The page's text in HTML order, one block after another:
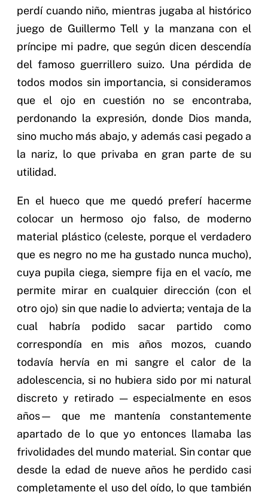
perdí cuando niño, mientras jugaba al histórico
juego de Guillermo Tell y la manzana con el
príncipe mi padre, que según dicen descendía
del famoso guerrillero suizo. Una pérdida de
todos modos sin importancia, si consideramos
que el ojo en cuestión no se encontraba,
perdonando la expresión, donde Dios manda,
sino mucho más abajo, y además casi pegado a
la nariz, lo que privaba en gran parte de su
utilidad.
En el hueco que me quedó preferí hacerme
colocar un hermoso ojo falso, de moderno
material plástico (celeste, porque el verdadero
que es negro no me ha gustado nunca mucho),
cuya pupila ciega, siempre fija en el vacío, me
permite mirar en cualquier dirección (con el
otro ojo) sin que nadie lo advierta; ventaja de la
cual habría podido sacar partido como
correspondía en mis años mozos, cuando
todavía hervía en mi sangre el calor de la
adolescencia, si no hubiera sido por mi natural
discreto y retirado — especialmente en esos
años— que me mantenía constantemente
apartado de lo que yo entonces llamaba las
frivolidades del mundo material. Sin contar que
desde la edad de nueve años he perdido casi
completamente el uso del oído, lo que también